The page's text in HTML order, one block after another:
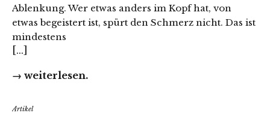
Ablenkung. Wer etwas anders im Kopf hat, von
etwas begeistert ist, spürt den Schmerz nicht. Das ist
mindestens
[...]
→ weiterlesen.
Artikel